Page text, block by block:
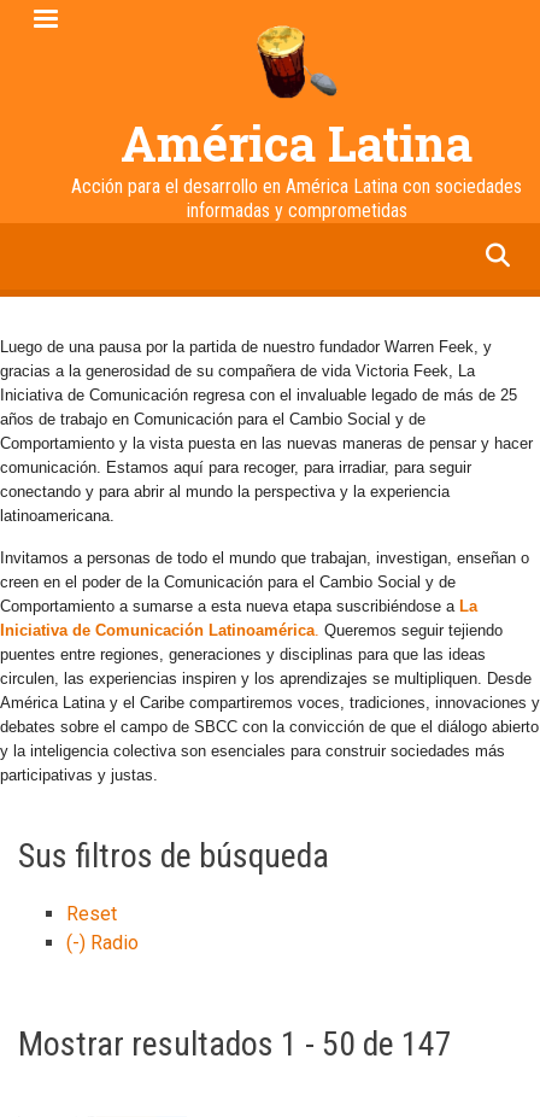
Pasar
América Latina
Acción para el desarrollo en América Latina con sociedades
informadas y comprometidas
Luego de una pausa por la partida de nuestro fundador Warren Feek, y
gracias a la generosidad de su compañera de vida Victoria Feek, La
Iniciativa de Comunicación regresa con el invaluable legado de más de 25
años de trabajo en Comunicación para el Cambio Social y de
Comportamiento y la vista puesta en las nuevas maneras de pensar y hacer
comunicación. Estamos aquí para recoger, para irradiar, para seguir
conectando y para abrir al mundo la perspectiva y la experiencia
latinoamericana.
Invitamos a personas de todo el mundo que trabajan, investigan, enseñan o
creen en el poder de la Comunicación para el Cambio Social y de
Comportamiento a sumarse a esta nueva etapa suscribiéndose a La
Iniciativa de Comunicación Latinoamérica. Queremos seguir tejiendo
puentes entre regiones, generaciones y disciplinas para que las ideas
circulen, las experiencias inspiren y los aprendizajes se multipliquen. Desde
América Latina y el Caribe compartiremos voces, tradiciones, innovaciones y
debates sobre el campo de SBCC con la convicción de que el diálogo abierto
y la inteligencia colectiva son esenciales para construir sociedades más
participativas y justas.
Sus filtros de búsqueda
Reset
(-) Radio
Mostrar resultados 1 - 50 de 147